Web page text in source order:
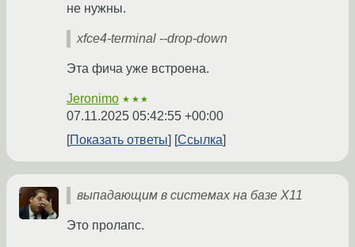
не нужны.
xfce4-terminal --drop-down
Эта фича уже встроена.
Jeronimo ★★★
07.11.2025 05:42:55 +00:00
Показать ответы
Ссылка
выпадающим в системах на базе X11
Это пролапс.